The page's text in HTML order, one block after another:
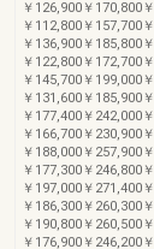
￥126,900￥170,800
￥112,800￥157,700
￥136,900￥185,800
￥122,800￥172,700
￥145,700￥199,000
￥131,600￥185,900
￥177,400￥242,000
￥166,700￥230,900
￥188,000￥257,900
￥177,300￥246,800
￥197,000￥271,400
￥186,300￥260,300
￥190,800￥260,500
￥176,900￥246,200